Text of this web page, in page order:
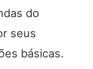
do
seus
básicas.